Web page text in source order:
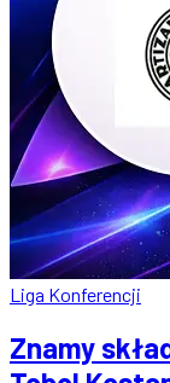
Liga Konferencji
Znamy